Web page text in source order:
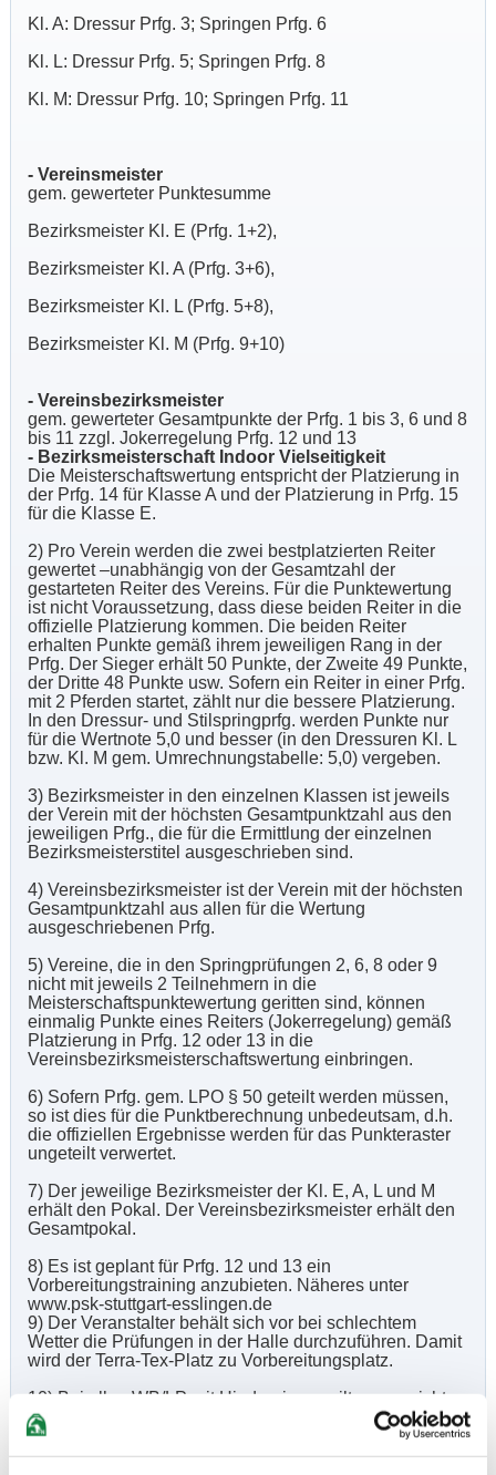
Kl. A: Dressur Prfg. 3; Springen Prfg. 6
Kl. L: Dressur Prfg. 5; Springen Prfg. 8
Kl. M: Dressur Prfg. 10; Springen Prfg. 11
- Vereinsmeister
gem. gewerteter Punktesumme
Bezirksmeister Kl. E (Prfg. 1+2),
Bezirksmeister Kl. A (Prfg. 3+6),
Bezirksmeister Kl. L (Prfg. 5+8),
Bezirksmeister Kl. M (Prfg. 9+10)
- Vereinsbezirksmeister
gem. gewerteter Gesamtpunkte der Prfg. 1 bis 3, 6 und 8
bis 11 zzgl. Jokerregelung Prfg. 12 und 13
- Bezirksmeisterschaft Indoor Vielseitigkeit
Die Meisterschaftswertung entspricht der Platzierung in
der Prfg. 14 für Klasse A und der Platzierung in Prfg. 15
für die Klasse E.
2) Pro Verein werden die zwei bestplatzierten Reiter
gewertet –unabhängig von der Gesamtzahl der
gestarteten Reiter des Vereins. Für die Punktewertung
ist nicht Voraussetzung, dass diese beiden Reiter in die
offizielle Platzierung kommen. Die beiden Reiter
erhalten Punkte gemäß ihrem jeweiligen Rang in der
Prfg. Der Sieger erhält 50 Punkte, der Zweite 49 Punkte,
der Dritte 48 Punkte usw. Sofern ein Reiter in einer Prfg.
mit 2 Pferden startet, zählt nur die bessere Platzierung.
In den Dressur- und Stilspringprfg. werden Punkte nur
für die Wertnote 5,0 und besser (in den Dressuren Kl. L
bzw. Kl. M gem. Umrechnungstabelle: 5,0) vergeben.
3) Bezirksmeister in den einzelnen Klassen ist jeweils
der Verein mit der höchsten Gesamtpunktzahl aus den
jeweiligen Prfg., die für die Ermittlung der einzelnen
Bezirksmeisterstitel ausgeschrieben sind.
4) Vereinsbezirksmeister ist der Verein mit der höchsten
Gesamtpunktzahl aus allen für die Wertung
ausgeschriebenen Prfg.
5) Vereine, die in den Springprüfungen 2, 6, 8 oder 9
nicht mit jeweils 2 Teilnehmern in die
Meisterschaftspunktewertung geritten sind, können
einmalig Punkte eines Reiters (Jokerregelung) gemäß
Platzierung in Prfg. 12 oder 13 in die
Vereinsbezirksmeisterschaftswertung einbringen.
6) Sofern Prfg. gem. LPO § 50 geteilt werden müssen,
so ist dies für die Punktberechnung unbedeutsam, d.h.
die offiziellen Ergebnisse werden für das Punkteraster
ungeteilt verwertet.
7) Der jeweilige Bezirksmeister der Kl. E, A, L und M
erhält den Pokal. Der Vereinsbezirksmeister erhält den
Gesamtpokal.
8) Es ist geplant für Prfg. 12 und 13 ein
Vorbereitungstraining anzubieten. Näheres unter
www.psk-stuttgart-esslingen.de
9) Der Veranstalter behält sich vor bei schlechtem
Wetter die Prüfungen in der Halle durchzuführen. Damit
wird der Terra-Tex-Platz zu Vorbereitungsplatz.
10) Bei allen WB/LP mit Hindernissen gilt, wenn nicht
anderes festgelegt, das Tempo 300 m/min